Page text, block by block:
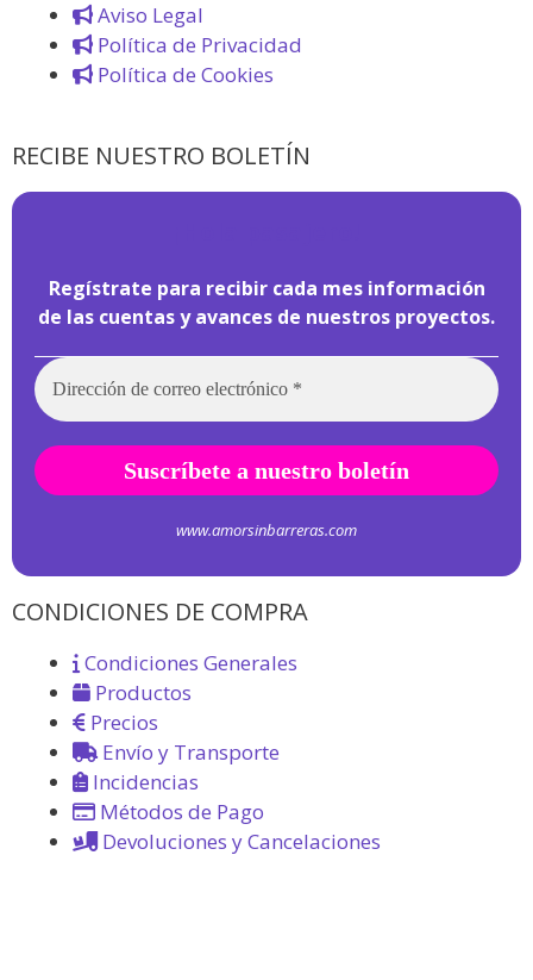
Aviso Legal
Política de Privacidad
Política de Cookies
RECIBE NUESTRO BOLETÍN
Regístrate para recibir cada mes información
de las cuentas y avances de nuestros proyectos.
www.amorsinbarreras.com
CONDICIONES DE COMPRA
Condiciones Generales
Productos
Precios
Envío y Transporte
Incidencias
Métodos de Pago
Devoluciones y Cancelaciones